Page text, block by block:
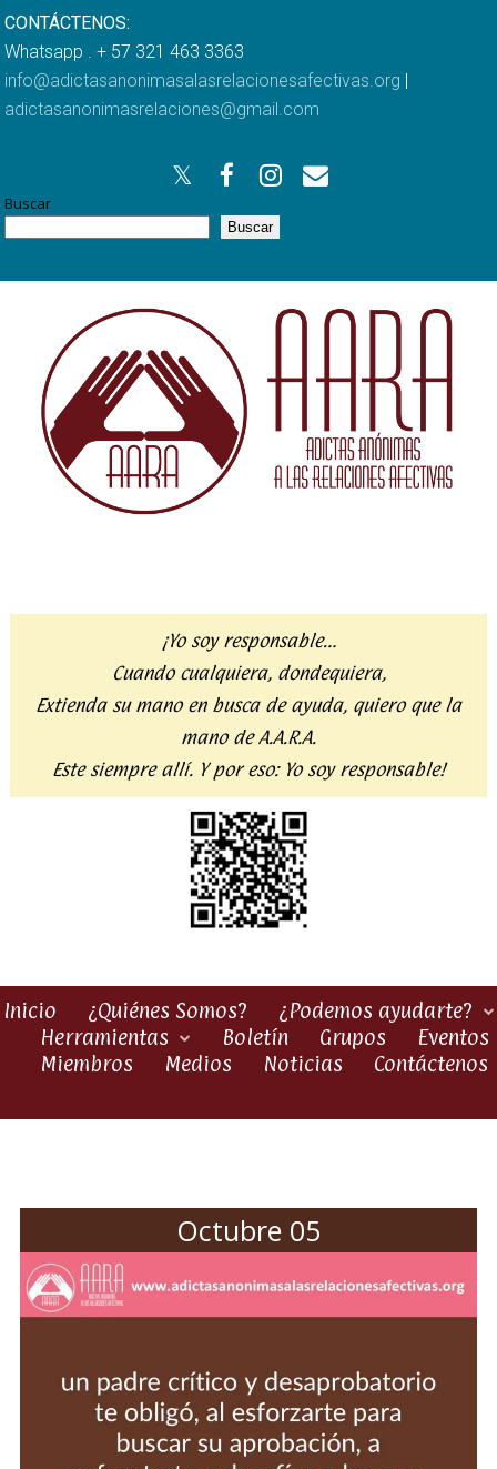
CONTÁCTENOS:
Whatsapp . + 57 321 463 3363
info@adictasanonimasalasrelacionesafectivas.org |
adictasanonimasrelaciones@gmail.com
Buscar
Buscar
¡Yo soy responsable…
Cuando cualquiera, dondequiera,
Extienda su mano en busca de ayuda, quiero que la
mano de A.A.R.A.
Este siempre allí. Y por eso: Yo soy responsable!
Inicio ¿Quiénes Somos?
¿Podemos ayudarte?
Herramientas
Boletín Grupos
Eventos
Miembros
Medios Noticias Contáctenos
Octubre 05